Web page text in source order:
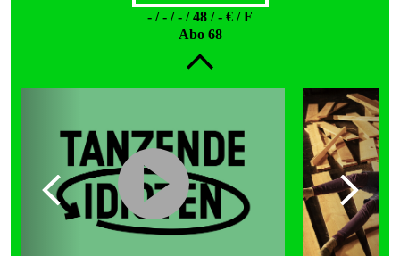
- / - / - / 48 / - € / F
Abo 68